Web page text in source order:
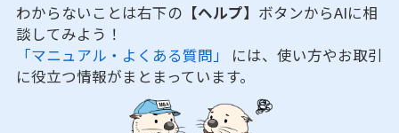
わからないことは右下の 【ヘルプ】 ボタンからAIに相
談してみよう！
「マニュアル・よくある質問」 には、使い方やお取引
に役立つ情報がまとまっています。